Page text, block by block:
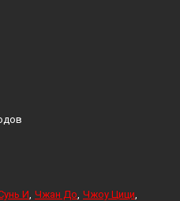
И Чжан До Чжоу Цици